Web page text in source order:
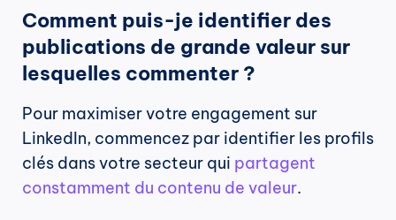
Comment puis-je identifier des
publications de grande valeur sur
lesquelles commenter ?
Pour maximiser votre engagement sur
LinkedIn, commencez par identifier les profils
clés dans votre secteur qui partagent
constamment du contenu de valeur.